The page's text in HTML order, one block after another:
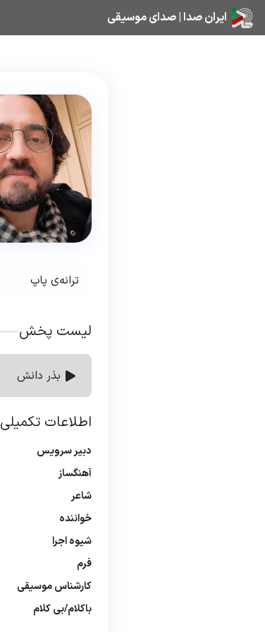
ایران صدا | صدای موسیقی
ترانه‌ی پاپ
لیست پخش
بذر دانش
اطلاعات تکمیلی
دبیر سرویس
آهنگساز
شاعر
خواننده
شیوه اجرا
فرم
كارشناس موسیقی
باكلام/بی كلام